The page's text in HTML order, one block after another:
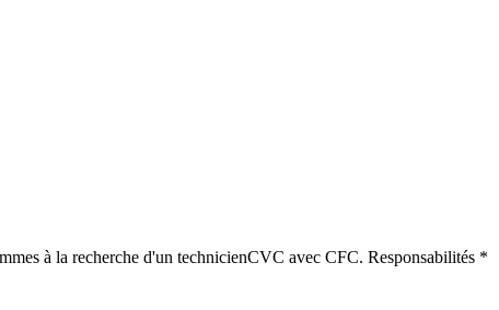
à la recherche d'un technicienCVC avec CFC. Responsabilités *